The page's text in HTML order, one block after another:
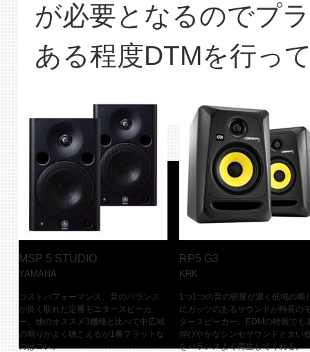
が必要となるのでプ
ある程度DTMを行っ
MSP 5 STUDIO
YAMAHA
コストパフォーマンス、音のバランス
が良く取れた定番モニタースピーカ
ー。他のオススメ3機種と比べて中広域
の鳴りがよく聴こえるが1番フラットな
のはコレ。
RP5 G3
KRK
1つ1つの音の密度が濃く低域の鳴
にガッツのあるサウンドが特長の
タースピーカー。EDMの特長でも
煌びやかなシンセサウンドと太い
をバランスよく再生してくれる。